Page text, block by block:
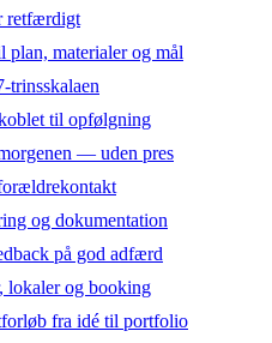
retfærdigt
materialer og mål
trinsskalaen
til opfølgning
— uden pres
og dokumentation
på god adfærd
lokaler og booking
fra idé til portfolio